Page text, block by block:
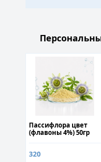
Пассифлора цвет
(флавоны 4%) 50гр
320